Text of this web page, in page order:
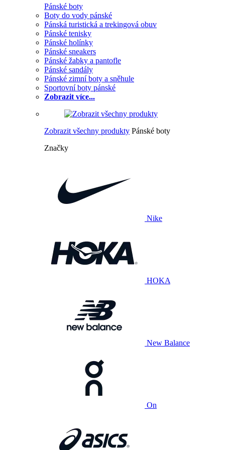
Pánské boty
Boty do vody pánské
Pánská turistická a trekingová obuv
Pánské tenisky
Pánské holínky
Pánské sneakers
Pánské žabky a pantofle
Pánské sandály
Pánské zimní boty a sněhule
Sportovní boty pánské
Zobrazit více...
Zobrazit všechny produkty Pánské boty
Značky
Nike
HOKA
New Balance
On